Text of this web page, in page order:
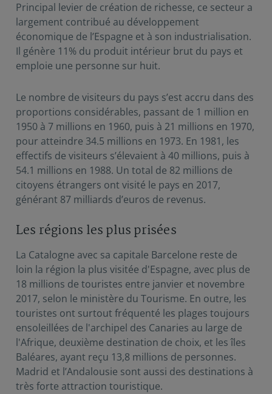
Principal levier de création de richesse, ce secteur a
largement contribué au développement
économique de l’Espagne et à son industrialisation.
Il génère 11% du produit intérieur brut du pays et
emploie une personne sur huit.
Le nombre de visiteurs du pays s’est accru dans des
proportions considérables, passant de 1 million en
1950 à 7 millions en 1960, puis à 21 millions en 1970,
pour atteindre 34.5 millions en 1973. En 1981, les
effectifs de visiteurs s’élevaient à 40 millions, puis à
54.1 millions en 1988. Un total de 82 millions de
citoyens étrangers ont visité le pays en 2017,
générant 87 milliards d’euros de revenus.
Les régions les plus prisées
La Catalogne avec sa capitale Barcelone reste de
loin la région la plus visitée d'Espagne, avec plus de
18 millions de touristes entre janvier et novembre
2017, selon le ministère du Tourisme. En outre, les
touristes ont surtout fréquenté les plages toujours
ensoleillées de l'archipel des Canaries au large de
l'Afrique, deuxième destination de choix, et les îles
Baléares, ayant reçu 13,8 millions de personnes.
Madrid et l’Andalousie sont aussi des destinations à
très forte attraction touristique.